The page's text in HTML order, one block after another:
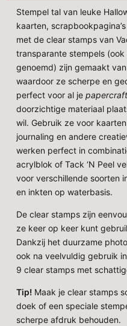
Stempel tal van leuke
kaarten,
met de clear stamps van
transparante stempels
genoemd) zijn gemaakt
waardoor ze scherpe en
perfect voor al jepapercraft
doorzichtige materiaal
wil. Gebruik ze voor
journaling en andere
werken perfect in
acrylblok of Tack ‘N Peel
voor verschillende soorten
en inkten op waterbasis.
De clear stamps zijn
ze keer op keer kunt
Dankzij het duurzame
ook na veelvuldig gebruik
9 clear stamps met
Tip! Maak je clear stamps
doek of een speciale
scherpe afdruk behouden.